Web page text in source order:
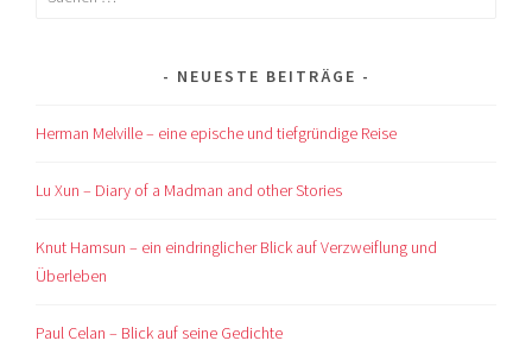
NEUESTE BEITRÄGE
Herman Melville – eine epische und tiefgründige Reise
Lu Xun – Diary of a Madman and other Stories
Knut Hamsun – ein eindringlicher Blick auf Verzweiflung und
Überleben
Paul Celan – Blick auf seine Gedichte